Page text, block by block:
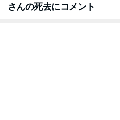
さんの死去にコメント